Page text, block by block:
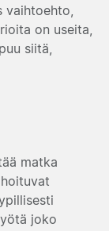
on useita,
siitä,
matka
joko